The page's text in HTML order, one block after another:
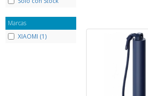
Marcas
XIAOMI (1)